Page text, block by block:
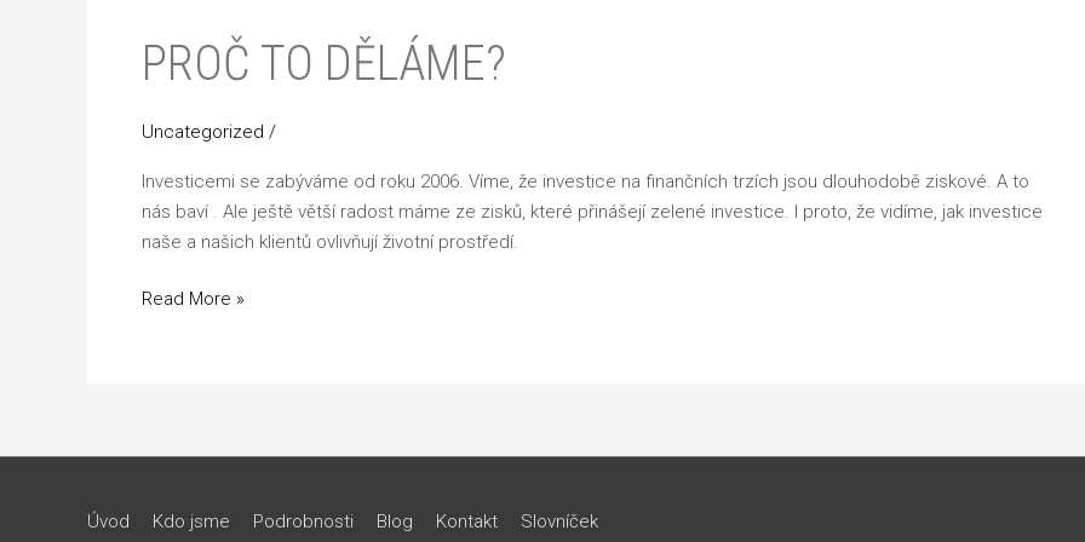
PROČ TO DĚLÁME?
Uncategorized /
Investicemi se zabýváme od roku 2006. Víme, že investice na finančních trzích jsou dlouhodobě ziskové. A to
nás baví . Ale ještě větší radost máme ze zisků, které přinášejí zelené investice. I proto, že vidíme, jak investice
naše a našich klientů ovlivňují životní prostředí.
Read More »
Úvod Kdo jsme Podrobnosti Blog Kontakt Slovníček